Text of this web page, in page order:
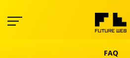
FAQ